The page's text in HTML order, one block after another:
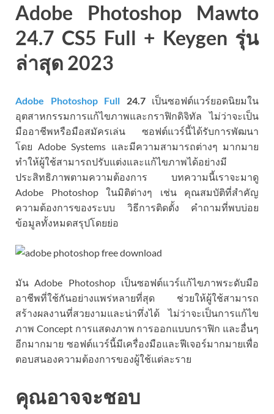
Adobe Photoshop Mawto
24.7 CS5 Full + Keygen รุ่น
ล่าสุด 2023
Adobe Photoshop Full 24.7เป็นซอฟต์แวร์ยอดนิยมใน
อุตสาหกรรมการแก้ไขภาพและกราฟิกดิจิทัล ไม่ว่าจะเป็น
มืออาชีพหรือมือสมัครเล่น ซอฟต์แวร์นี้ได้รับการพัฒนา
โดย Adobe Systems และมีความสามารถต่างๆ มากมาย
ทำให้ผู้ใช้สามารถปรับแต่งและแก้ไขภาพได้อย่างมี
ประสิทธิภาพตามความต้องการ บทความนี้เราจะมาดู
Adobe Photoshop ในมิติต่างๆ เช่น คุณสมบัติที่สำคัญ
ความต้องการของระบบ วิธีการติดตั้ง คำถามที่พบบ่อย
ข้อมูลทั้งหมดสรุปโดยย่อ
มัน Adobe Photoshop เป็นซอฟต์แวร์แก้ไขภาพระดับมือ
อาชีพที่ใช้กันอย่างแพร่หลายที่สุด ช่วยให้ผู้ใช้สามารถ
สร้างผลงานที่สวยงามและน่าทึ่งได้ ไม่ว่าจะเป็นการแก้ไข
ภาพ Concept การแสดงภาพ การออกแบบกราฟิก และอื่นๆ
อีกมากมาย ซอฟต์แวร์นี้มีเครื่องมือและฟีเจอร์มากมายเพื่อ
ตอบสนองความต้องการของผู้ใช้แต่ละราย
คุณอาจจะชอบ